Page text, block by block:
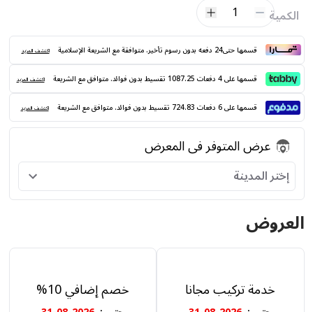
الكمية 1
قسمها حتى24 دفعه بدون رسوم تأخير. متوافقة مع الشريعة الإسلامية اكتشف المزيد
قسمها على 4 دفعات 1087.25 تقسيط بدون فوائد. متوافق مع الشريعة اكتشف المزيد
قسمها على 6 دفعات 724.83 تقسيط بدون فوائد. متوافق مع الشريعة اكتشف المزيد
عرض المتوفر فى المعرض
إختر المدينة
العروض
خدمة تركيب مجانا خصم إضافي 10%